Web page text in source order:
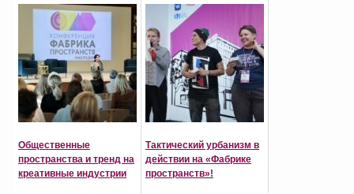
Общественные
пространства и тренд на
креативные индустрии
Тактический урбанизм в
действии на «Фабрике
пространств»!